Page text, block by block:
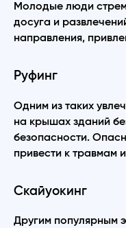
Молодые люди
досуга и
направления,
Руфинг
Одним из таких
на крышах зданий
безопасности.
привести к травмам
Скайуокинг
Другим популярным